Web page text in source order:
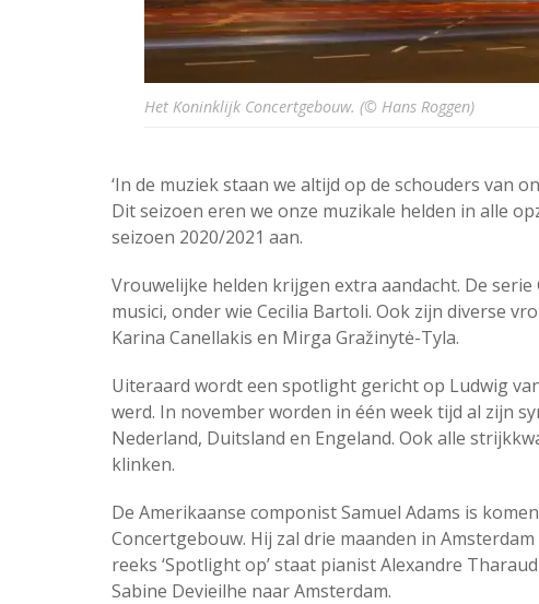
Het Koninklijk Concertgebouw. (© Hans Roggen)
‘In de muziek staan we altijd op de schouders van
Dit seizoen eren we onze muzikale helden in alle
seizoen 2020/2021 aan.
Vrouwelijke helden krijgen extra aandacht. De
musici, onder wie Cecilia Bartoli. Ook zijn diverse
Karina Canellakis en Mirga Gražinytė-Tyla.
Uiteraard wordt een spotlight gericht op Ludwig
werd. In november worden in één week tijd al zijn
Nederland, Duitsland en Engeland. Ook alle
klinken.
De Amerikaanse componist Samuel Adams is
Concertgebouw. Hij zal drie maanden in
reeks ‘Spotlight op’ staat pianist Alexandre
Sabine Devieilhe naar Amsterdam.